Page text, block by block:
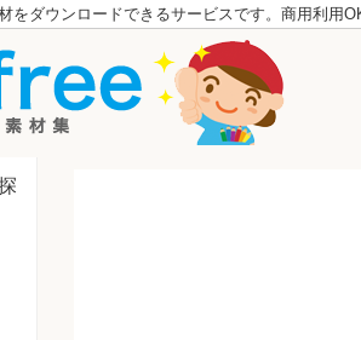
をダウンロードできるサービスです。商用利用